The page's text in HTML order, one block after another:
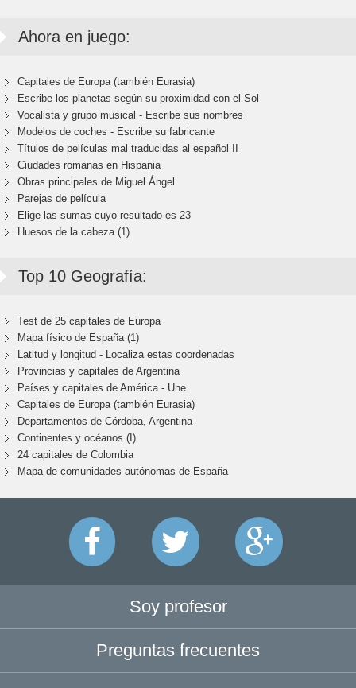
Ahora en juego:
Capitales de Europa (también Eurasia)
Escribe los planetas según su proximidad con el Sol
Vocalista y grupo musical - Escribe sus nombres
Modelos de coches - Escribe su fabricante
Títulos de películas mal traducidas al español II
Ciudades romanas en Hispania
Obras principales de Miguel Ángel
Parejas de película
Elige las sumas cuyo resultado es 23
Huesos de la cabeza (1)
Top 10 Geografía:
Test de 25 capitales de Europa
Mapa físico de España (1)
Latitud y longitud - Localiza estas coordenadas
Provincias y capitales de Argentina
Países y capitales de América - Une
Capitales de Europa (también Eurasia)
Departamentos de Córdoba, Argentina
Continentes y océanos (I)
24 capitales de Colombia
Mapa de comunidades autónomas de España
Soy profesor
Preguntas frecuentes